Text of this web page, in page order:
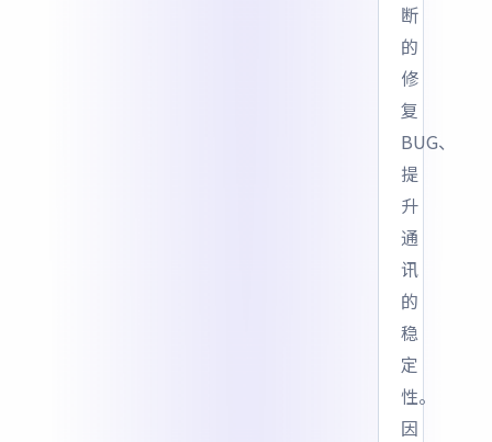
断
的
修
复
BUG、
提
升
通
讯
的
稳
定
性。
因